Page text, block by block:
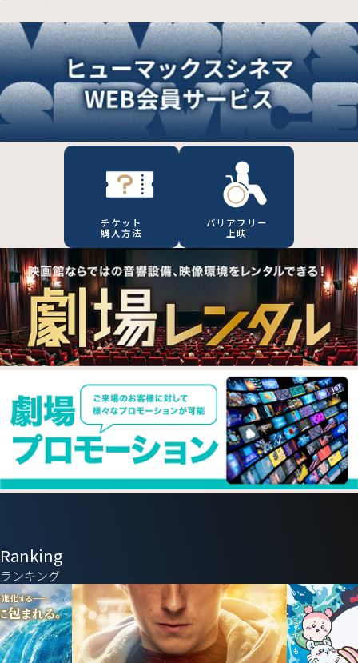
チケット
購入方法
バリアフリー
上映
Ranking
ランキング